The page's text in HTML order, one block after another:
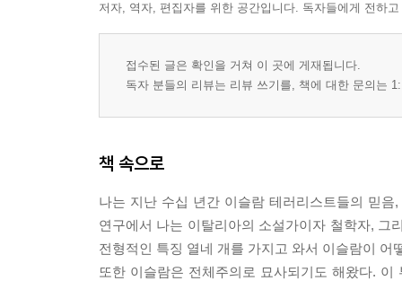
이크완 | 와하브주의의 영향
제15장 사이드 아불 알라 마우두디
이슬람 지배하의 인도, 13-14세기 | 샤이흐 아흐
제16장 S. K. 말리크 준장과 쿠란이 말하는 전쟁
제17장 하산 알 반나와 무슬림형제단
무슬림형제단의 이데올로기 | 필수적 폭력 | 무슬
저자, 역자, 편집자를 위한 공간입니다. 독자들에게 전하
접수된 글은 확인을 거쳐 이 곳에 게재됩니다.
독자 분들의 리뷰는 리뷰 쓰기를, 책에 대한 문의는
책 속으로
나는 지난 수십 년간 이슬람 테러리스트들의 믿음
연구에서 나는 이탈리아의 소설가이자 철학자, 그
전형적인 특징 열네 개를 가지고 와서 이슬람이
또한 이슬람은 전체주의로 묘사되기도 해왔다.